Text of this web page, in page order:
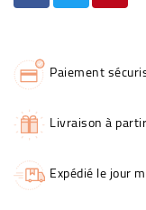
Paiement
Livraison à
Expédié le jour